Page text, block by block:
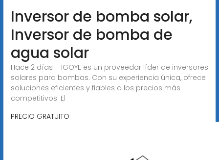
Inversor de bomba solar,
Inversor de bomba de
agua solar
Hace 2 días · IGOYE es un proveedor líder de inversores
solares para bombas. Con su experiencia única, ofrece
soluciones eficientes y fiables a los precios más
competitivos. El
PRECIO GRATUITO